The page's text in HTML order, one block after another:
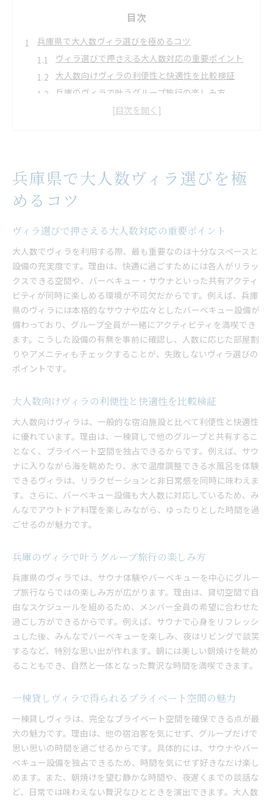
目次
兵庫県で大人数ヴィラ選びを極めるコツ
ヴィラ選びで押さえる大人数対応の重要ポイント
大人数向けヴィラの利便性と快適性を比較検証
兵庫のヴィラで叶うグループ旅行の楽しみ方
一棟貸しヴィラで得られるプライベート空間の魅
プライベートサウナ付きヴィラの魅力体験
本格サウナ付きヴィラで非日常体験を楽しむ
海を眺めるサウナの特別感を味わう贅沢な時間
ヴィラのサウナで心も体もリフレッシュする方法
プライベートサウナがもたらす癒しのメリット
ヴィラのサウナ設備が旅行の満足度を高める理由
大人数旅行に最適なヴィラ滞在の楽しみ方
ヴィラで叶う大人数グループならではの楽しみ
バーベキューや談笑で深まる仲間との絆
大人数で楽しむアウトドア体験とヴィラの魅力
一棟貸しヴィラで自由に過ごすプラン例
大人数でも安心な宿泊設備とその工夫
非日常を満喫できる兵庫のヴィラ活用術
ヴィラで味わう日常離れしたリラックス体験
兵庫で非日常を感じるおすすめのヴィラ活用
大人数旅行ならではのヴィラでの過ごし方提案
自然に囲まれたヴィラで心身をリフレッシュ
ヴィラの設備を活かした旅行の楽しみ方
アウトドアと癒しが両立する非日常ヴィラ体験
サウナとバーベキューが楽しめるヴィラの魅力
ヴィラならサウナ後のバーベキューも満喫可能
アウトドア料理とサウナで充実したひととき
ヴィラの充実設備が大人数旅行を盛り上げる
ヴィラ体験で叶う贅沢なグループ時間の過ごし方
コテージ派必見の大人数向けヴィラ特集
コテージ感覚で楽しめる大人数向けヴィラの特徴
兵庫県で人気の大人数対応ヴィラ特集
グループ旅行で注目のヴィラおすすめポイント
大人数利用に最適なヴィラの魅力を徹底解説
コテージ派にも支持されるヴィラ活用術
家族や友人と楽しむ兵庫ヴィラおすすめポイント
家族や友人で過ごすヴィラのおすすめポイント
兵庫県で大人数ヴィラ選びを極
めるコツ
ヴィラ選びで押さえる大人数対応の重要ポイント
大人数でヴィラを利用する際、最も重要なのは十分なスペースと
設備の充実度です。理由は、快適に過ごすためには各人がリラッ
クスできる空間や、バーベキュー・サウナといった共有アクティ
ビティが同時に楽しめる環境が不可欠だからです。例えば、兵庫
県のヴィラには本格的なサウナや広々としたバーベキュー設備が
備わっており、グループ全員が一緒にアクティビティを満喫でき
ます。こうした設備の有無を事前に確認し、人数に応じた部屋割
りやアメニティもチェックすることが、失敗しないヴィラ選びの
ポイントです。
大人数向けヴィラの利便性と快適性を比較検証
大人数向けヴィラは、一般的な宿泊施設と比べて利便性と快適性
に優れています。理由は、一棟貸しで他のグループと共有するこ
となく、プライベート空間を独占できるからです。例えば、サウ
ナに入りながら海を眺めたり、氷で温度調整できる水風呂を体験
できるヴィラは、リラクゼーションと非日常感を同時に味わえま
す。さらに、バーベキュー設備も大人数に対応しているため、み
んなでアウトドア料理を楽しみながら、ゆったりとした時間を過
ごせるのが魅力です。
兵庫のヴィラで叶うグループ旅行の楽しみ方
兵庫県のヴィラでは、サウナ体験やバーベキューを中心にグルー
プ旅行ならではの楽しみ方が広がります。理由は、貸切空間で自
由なスケジュールを組めるため、メンバー全員の希望に合わせた
過ごし方ができるからです。例えば、サウナで心身をリフレッシ
ュした後、みんなでバーベキューを楽しみ、夜はリビングで談笑
するなど、特別な思い出が作れます。朝には美しい朝焼けを眺め
ることもでき、自然と一体となった贅沢な時間を満喫できます。
一棟貸しヴィラで得られるプライベート空間の魅力
一棟貸しヴィラは、完全なプライベート空間を確保できる点が最
大の魅力です。理由は、他の宿泊客を気にせず、グループだけで
思い思いの時間を過ごせるからです。具体的には、サウナやバー
ベキュー設備を独占できるため、時間を気にせず好きなだけ楽し
めます。また、朝焼けを望む静かな時間や、夜遅くまでの談話な
ど、日常では味わえない贅沢なひとときを演出できます。大人数